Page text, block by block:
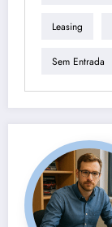
Leasing
Sem Entrada